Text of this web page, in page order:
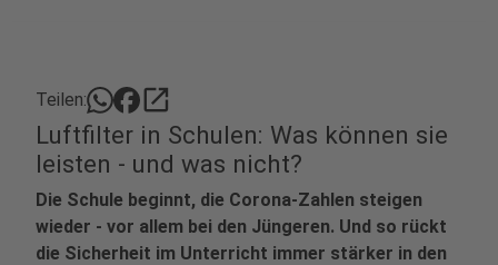
Teilen: open_in_new
Luftfilter in Schulen: Was können sie
leisten - und was nicht?
Die Schule beginnt, die Corona-Zahlen steigen
wieder - vor allem bei den Jüngeren. Und so rückt
die Sicherheit im Unterricht immer stärker in den